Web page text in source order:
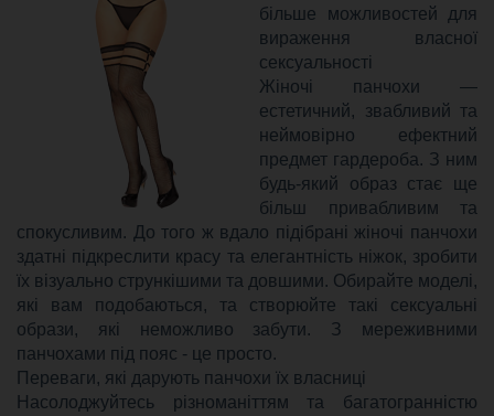
більше можливостей для
вираження власної
сексуальності
Жіночі панчохи —
естетичний, звабливий та
неймовірно ефектний
предмет гардероба. З ним
будь-який образ стає ще
більш привабливим та
спокусливим. До того ж вдало підібрані жіночі панчохи
здатні підкреслити красу та елегантність ніжок, зробити
їх візуально стрункішими та довшими. Обирайте моделі,
які вам подобаються, та створюйте такі сексуальні
образи, які неможливо забути. З мереживними
панчохами під пояс - це просто.
Переваги, які дарують панчохи їх власниці
Насолоджуйтесь різноманіттям та багатогранністю